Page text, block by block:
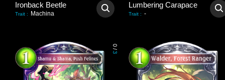
Ironback Beetle
Trait : Machina
Lumbering Carapace
Trait : -
0
/
3